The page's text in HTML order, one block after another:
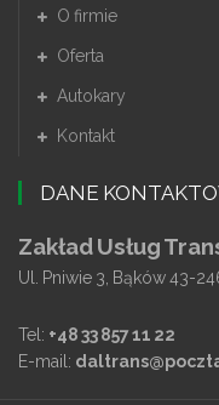
O firmie
Oferta
Autokary
Kontakt
DANE
Zakład Usług
Ul. Pniwie 3, Bąków 43-
Tel: +48 33 857 11 22
E-mail: